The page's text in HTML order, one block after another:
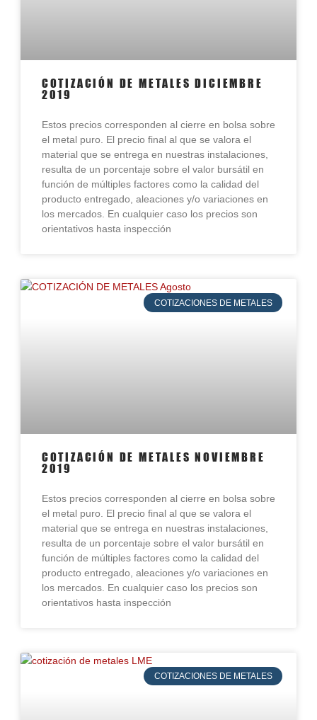
COTIZACIÓN DE METALES DICIEMBRE
2019
Estos precios corresponden al cierre en bolsa sobre
el metal puro. El precio final al que se valora el
material que se entrega en nuestras instalaciones,
resulta de un porcentaje sobre el valor bursátil en
función de múltiples factores como la calidad del
producto entregado, aleaciones y/o variaciones en
los mercados. En cualquier caso los precios son
orientativos hasta inspección
COTIZACIONES DE METALES
COTIZACIÓN DE METALES NOVIEMBRE
2019
Estos precios corresponden al cierre en bolsa sobre
el metal puro. El precio final al que se valora el
material que se entrega en nuestras instalaciones,
resulta de un porcentaje sobre el valor bursátil en
función de múltiples factores como la calidad del
producto entregado, aleaciones y/o variaciones en
los mercados. En cualquier caso los precios son
orientativos hasta inspección
COTIZACIONES DE METALES